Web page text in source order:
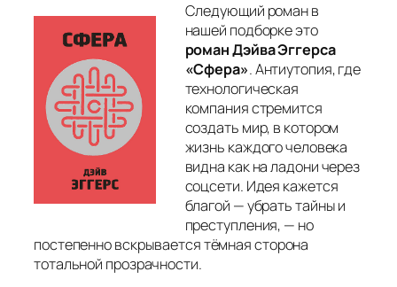
Следующий роман в
нашей подборке это
роман Дэйва Эггерса
«Сфера». Антиутопия, где
технологическая
компания стремится
создать мир, в котором
жизнь каждого человека
видна как на ладони через
соцсети. Идея кажется
благой — убрать тайны и
преступления, — но
постепенно вскрывается тёмная сторона
тотальной прозрачности.